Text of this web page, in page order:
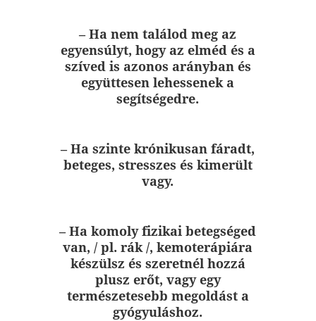
– Ha nem találod meg az
egyensúlyt, hogy az elméd és a
szíved is azonos arányban és
együttesen lehessenek a
segítségedre.
– Ha szinte krónikusan fáradt,
beteges, stresszes és kimerült
vagy.
– Ha komoly fizikai betegséged
van, / pl. rák /, kemoterápiára
készülsz és szeretnél hozzá
plusz erőt, vagy egy
természetesebb megoldást a
gyógyuláshoz.